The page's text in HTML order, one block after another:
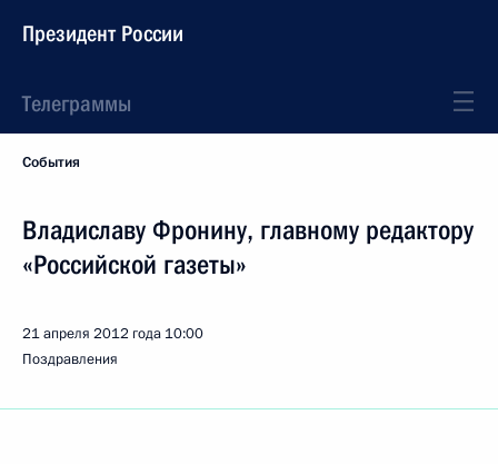
Президент России
Телеграммы
События
Владиславу Фронину, главному редактору
«Российской газеты»
21 апреля 2012 года 10:00
Поздравления